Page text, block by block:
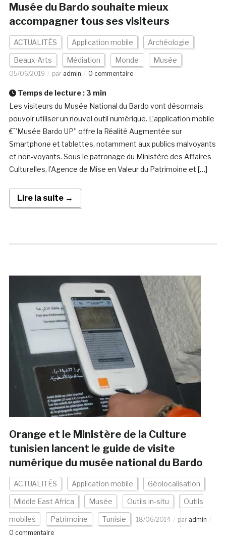
Musée du Bardo souhaite mieux
accompagner tous ses visiteurs
ACTUALITÉS Application mobile Archéologie
Beaux-Arts Médiation Monde Musée
05/06/2019 par admin 0 commentaire
Temps de lecture : 3 min
Les visiteurs du Musée National du Bardo vont désormais
pouvoir utiliser un nouvel outil numérique. L’application mobile
€˜’Musée Bardo UP’’ offre la Réalité Augmentée sur
Smartphone et tablettes, notamment aux publics malvoyants
et non-voyants. Sous le patronage du Ministère des Affaires
Culturelles, l’Agence de Mise en Valeur du Patrimoine et […]
Lire la suite →
Orange et le Ministère de la Culture
tunisien lancent le guide de visite
numérique du musée national du Bardo
ACTUALITÉS Application mobile Géolocalisation
Middle East Africa Musée Outils in-situ Outils
mobiles Patrimoine Tunisie 18/06/2014 par admin
0 commentaire